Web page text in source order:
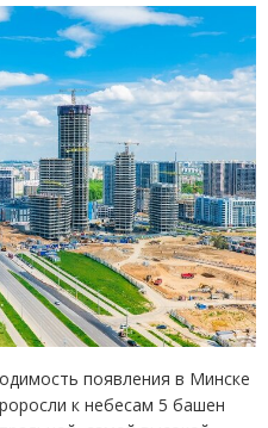
появления в Минске
к небесам 5 башен